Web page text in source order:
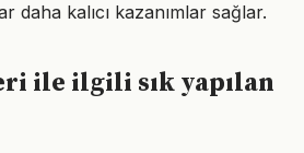
daha kalıcı kazanımlar sağlar.
ile ilgili sık yapılan